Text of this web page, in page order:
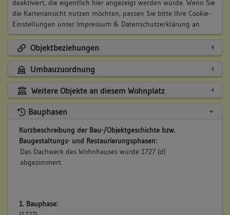
deaktiviert, die eigentlich hier angezeigt werden würde. Wenn Sie
die Kartenansicht nutzen möchten, passen Sie bitte Ihre Cookie-
Einstellungen unter Impressum & Datenschutzerklärung an.
Objektbeziehungen
Umbauzuordnung
Weitere Objekte an diesem Wohnplatz
Bauphasen
Kurzbeschreibung der Bau-/Objektgeschichte bzw.
Baugestaltungs- und Restaurierungsphasen:
Das Dachwerk des Wohnhauses wurde 1727 (d)
abgezimmert.
1. Bauphase: